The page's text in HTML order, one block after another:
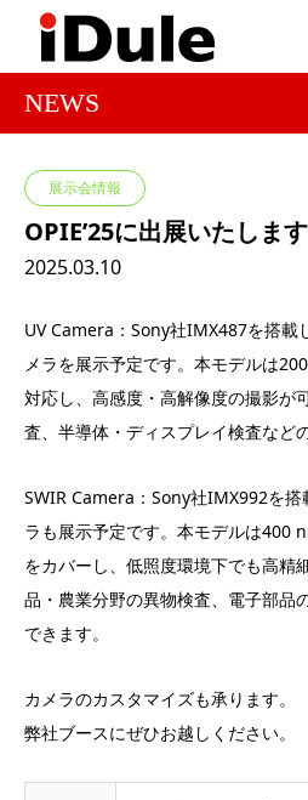
NEWS
展示会情報
OPIE’25に出展いたします
2025.03.10
UV Camera：Sony社IMX487を搭載
メラを展示予定です。本モデルは
対応し、高感度・高解像度の撮影が
査、半導体・ディスプレイ検査など
SWIR Camera：Sony社IMX992を搭
ラも展示予定です。本モデルは400
をカバーし、低照度環境下でも高精
品・農業分野の異物検査、電子部品
できます。
カメラのカスタマイズも承ります。
弊社ブースにぜひお越しください。